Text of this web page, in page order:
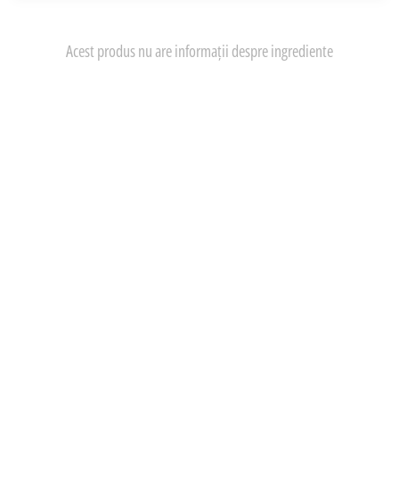
Acest produs nu are informații despre ingrediente